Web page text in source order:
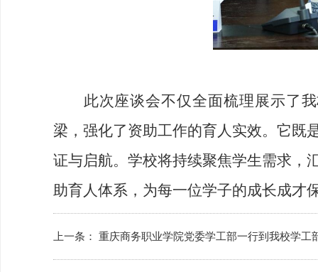
此次座谈会不仅全面梳理展示了
梁，强化了资助工作的育人实效。它既
证与启航。学校将持续聚焦学生需求，
助育人体系，为每一位学子的成长成才
上一条： 重庆商务职业学院党委学工部一行到我校学工